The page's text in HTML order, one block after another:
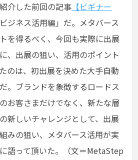
介した前回の記事 【ビギナー
ジネス活用編」だ。メタバース
を得るべく、今回も実際に出展
、出展の狙い、活用のポイント
のは、初出展を決めた大手自動
。ブランドを象徴するロードス
お客さまだけでなく、新たな層
新しいチャレンジとして、出展
みの狙い、メタバース活用が実
語って頂いた。（文＝MetaStep